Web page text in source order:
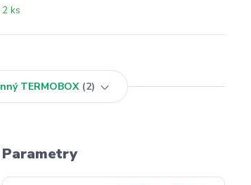
ks
TERMOBOX 2
Parametry